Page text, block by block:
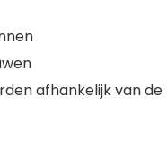
afhankelijk van de